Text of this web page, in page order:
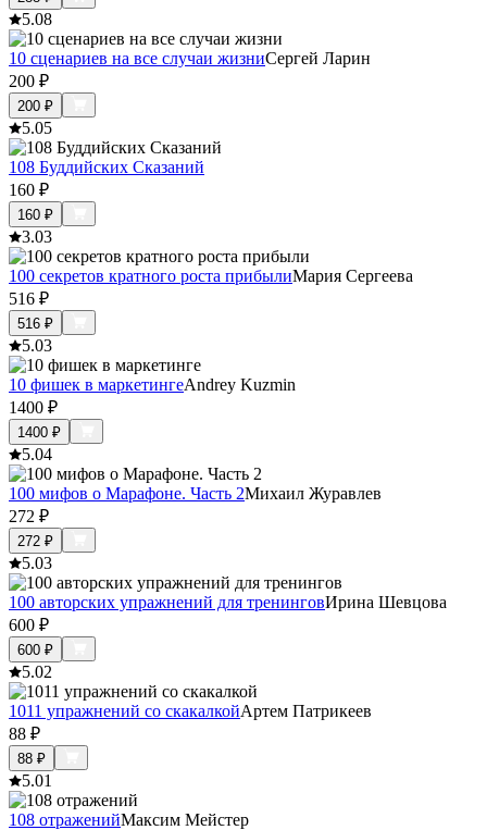
5.08
10 сценариев на все случаи жизниСергей Ларин
200 ₽
200 ₽
5.05
108 Буддийских Сказаний
160 ₽
160 ₽
3.03
100 секретов кратного роста прибылиМария Сергеева
516 ₽
516 ₽
5.03
10 фишек в маркетингеAndrey Kuzmin
1400 ₽
1400 ₽
5.04
100 мифов о Марафоне. Часть 2Михаил Журавлев
272 ₽
272 ₽
5.03
100 авторских упражнений для тренинговИрина Шевцова
600 ₽
600 ₽
5.02
1011 упражнений со скакалкойАртем Патрикеев
88 ₽
88 ₽
5.01
108 отраженийМаксим Мейстер